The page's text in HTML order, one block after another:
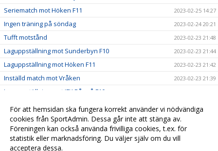
Seriematch mot Höken F11 2023-02-25 14:27
Ingen träning på söndag 2023-02-24 20:21
Tufft motstånd 2023-02-23 21:48
Laguppställning mot Sunderbyn F10 2023-02-23 21:44
Laguppställning mot Höken F11 2023-02-23 21:42
Inställd match mot Vråken 2023-02-23 21:39
Laguppställning mot IFK Råneå F10
Ny matchtid mot Sunderbyn F10 2023-02-16 21:56
Inställd match mot Sunderbyn F10 2023-02-16 16:25
Laguppställning mot Sunderbyn F10 2023-02-16 08:58
För att hemsidan ska fungera korrekt använder vi nödvändiga
cookies från SportAdmin. Dessa går inte att stänga av.
Föreningen kan också använda frivilliga cookies, t.ex. för
statistik eller marknadsföring. Du väljer själv om du vill
acceptera dessa.